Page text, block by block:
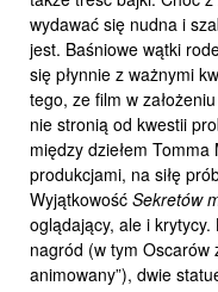
wydawać się nudna i
jest. Baśniowe wątki
się płynnie z ważnymi
tego, ze film w
nie stronią od kwestii
między dziełem Tomma
produkcjami, na siłę
Wyjątkowość Sekretów
oglądający, ale i
nagród (w tym Oscarów
animowany”), dwie